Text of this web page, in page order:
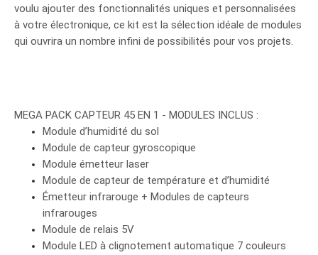
voulu ajouter des fonctionnalités uniques et personnalisées
à votre électronique, ce kit est la sélection idéale de modules
qui ouvrira un nombre infini de possibilités pour vos projets.
MEGA PACK CAPTEUR 45 EN 1 - MODULES INCLUS :
Module d’humidité du sol
Module de capteur gyroscopique
Module émetteur laser
Module de capteur de température et d’humidité
Émetteur infrarouge + Modules de capteurs
infrarouges
Module de relais 5V
Module LED à clignotement automatique 7 couleurs